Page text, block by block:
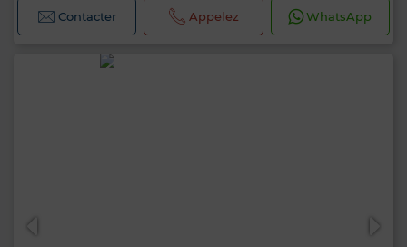
Contacter Appelez WhatsApp